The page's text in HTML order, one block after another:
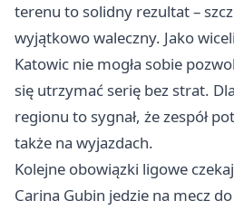
terenu to solidny rezultat –
wyjątkowo waleczny. Jako
Katowic nie mogła sobie
się utrzymać serię bez strat.
regionu to sygnał, że zespół
także na wyjazdach.
Kolejne obowiązki ligowe
Carina Gubin jedzie na mecz